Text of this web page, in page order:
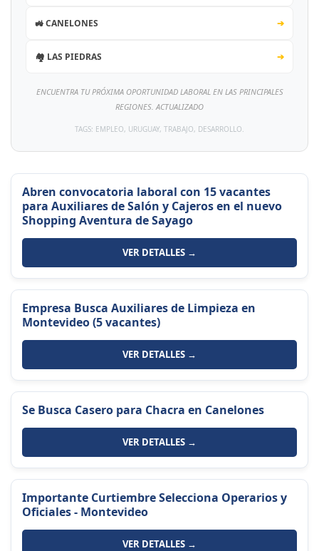
🚜 CANELONES ➔
🏘️ LAS PIEDRAS ➔
ENCUENTRA TU PRÓXIMA OPORTUNIDAD LABORAL EN LAS PRINCIPALES
REGIONES. ACTUALIZADO
TAGS: EMPLEO, URUGUAY, TRABAJO, DESARROLLO.
Abren convocatoria laboral con 15 vacantes
para Auxiliares de Salón y Cajeros en el nuevo
Shopping Aventura de Sayago
VER DETALLES →
Empresa Busca Auxiliares de Limpieza en
Montevideo (5 vacantes)
VER DETALLES →
Se Busca Casero para Chacra en Canelones
VER DETALLES →
Importante Curtiembre Selecciona Operarios y
Oficiales - Montevideo
VER DETALLES →